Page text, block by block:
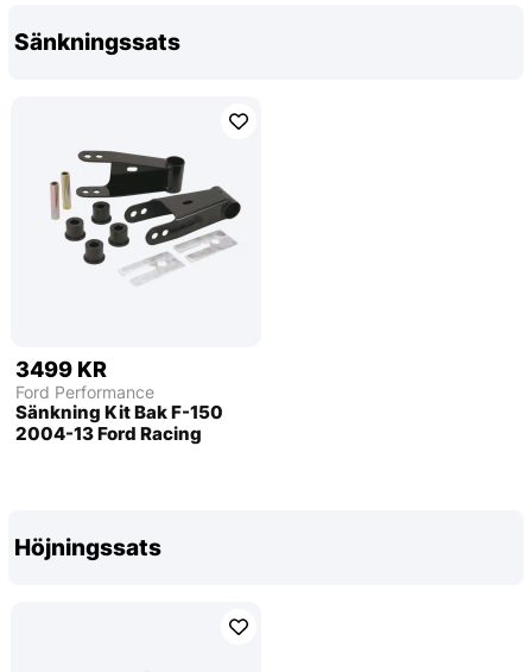
Sänkningssats
3499 KR
Ford Performance
Sänkning Kit Bak F-150
2004-13 Ford Racing
Höjningssats